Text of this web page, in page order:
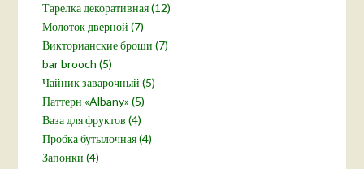
Тарелка декоративная (12)
Молоток дверной (7)
Викторианские броши (7)
bar brooch (5)
Чайник заварочный (5)
Паттерн «Albany» (5)
Ваза для фруктов (4)
Пробка бутылочная (4)
Запонки (4)